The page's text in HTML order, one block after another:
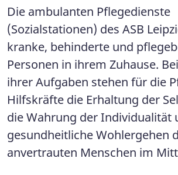
Die ambulanten Pflegedienste
(Sozialstationen) des ASB
kranke, behinderte und
Personen in ihrem Zuhause.
ihrer Aufgaben stehen für die
Hilfskräfte die Erhaltung der
die Wahrung der Individualität
gesundheitliche Wohlergehen
anvertrauten Menschen im